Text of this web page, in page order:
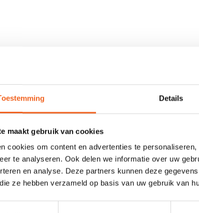
Details
maakt gebruik van cookies
cookies om content en advertenties te
te analyseren. Ook delen we informatie over uw
en analyse. Deze partners kunnen deze
ze hebben verzameld op basis van uw gebruik van
super rekbaar en zacht om te dragen. De sokken
met droogkleding voor isolatie.
0 sterren op basis van 0